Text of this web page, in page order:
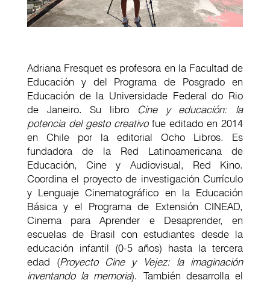
Adriana Fresquet es profesora en la Facultad de
Educación y del Programa de Posgrado en
Educación de la Universidade Federal do Rio
de Janeiro. Su libro
Cine y educación: la
potencia del gesto creativofue editado en 2014
en Chile por la editorial Ocho Libros. Es
fundadora de la Red Latinoamericana de
Educación, Cine y Audiovisual, Red Kino.
Coordina el proyecto de investigación Currículo
y Lenguaje Cinematográfico en la Educación
Básica y el Programa de Extensión CINEAD,
Cinema para Aprender e Desaprender, en
escuelas de Brasil con estudiantes desde la
educación infantil (0-5 años) hasta la tercera
edad (Proyecto Cine y Vejez: la imaginación
inventando la memoria). También desarrolla el